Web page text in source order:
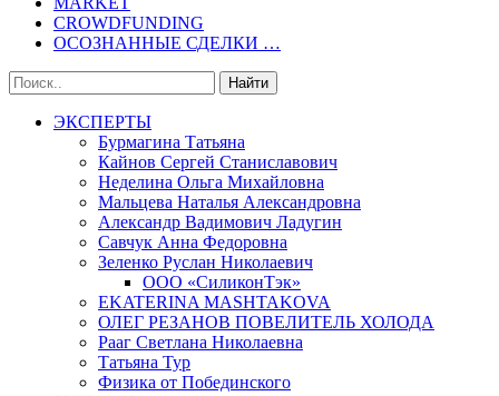
CROWDFUNDING
ОСОЗНАННЫЕ СДЕЛКИ …
ЭКСПЕРТЫ
Бурмагина Татьяна
Кайнов Сергей Станиславович
Неделина Ольга Михайловна
Мальцева Наталья Александровна
Александр Вадимович Ладугин
Савчук Анна Федоровна
Зеленко Руслан Николаевич
ООО «СиликонТэк»
EKATERINA MASHTAKOVA
ОЛЕГ РЕЗАНОВ ПОВЕЛИТЕЛЬ ХОЛОДА
Рааг Светлана Николаевна
Татьяна Тур
Физика от Побединского